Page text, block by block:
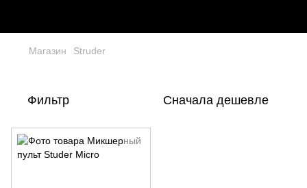
Магазин Struder
Фильтр Сначала дешевле